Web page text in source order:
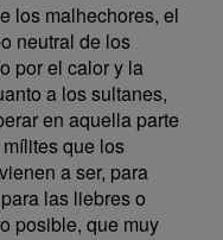
los malhechores, el
neutral de los
por el calor y la
a los sultanes,
en aquella parte
que los
a ser, para
las liebres o
posible, que muy